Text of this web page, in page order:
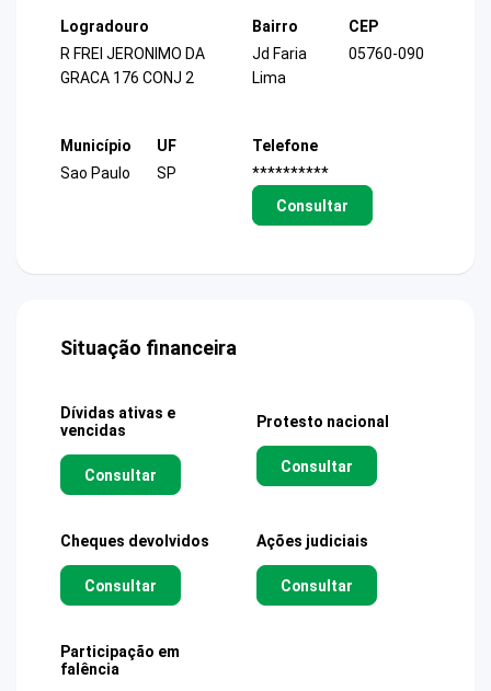
Logradouro
R FREI JERONIMO DA
GRACA 176 CONJ 2
Bairro
Jd Faria
Lima
CEP
05760-090
Município
Sao Paulo
UF
SP
Telefone
**********
Consultar
Situação financeira
Dívidas ativas e
vencidas
Consultar
Protesto nacional
Consultar
Cheques devolvidos
Consultar
Ações judiciais
Consultar
Participação em
falência